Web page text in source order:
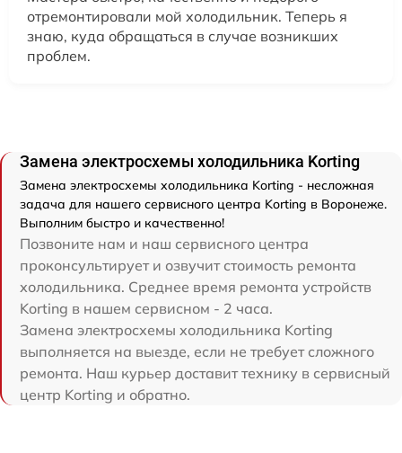
отремонтировали мой холодильник. Теперь я
знаю, куда обращаться в случае возникших
проблем.
Замена электросхемы холодильника Korting
Замена электросхемы холодильника Korting - несложная
задача для нашего сервисного центра Korting в Воронеже.
Выполним быстро и качественно!
Позвоните нам и наш сервисного центра
проконсультирует и озвучит стоимость ремонта
холодильника. Среднее время ремонта устройств
Korting в нашем сервисном - 2 часа.
Замена электросхемы холодильника Korting
выполняется на выезде, если не требует сложного
ремонта. Наш курьер доставит технику в сервисный
центр Korting и обратно.